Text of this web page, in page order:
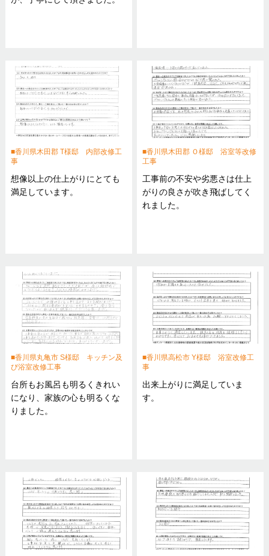
香川県木田郡 T様邸 内部改修工
事
想像以上の仕上がりにとても
満足しています。
香川県木田郡 Ｏ様邸 浴室等改修
工事
工事前の不安や劣悪さは仕上
がりの良さが吹き飛ばしてく
れました。
香川県丸亀市 S様邸 キッチン及
び浴室改修工事
台所もお風呂も明るくきれい
になり、家族の心も明るくな
りました。
香川県高松市 Y様邸 浴室改修工
事
出来上がりに満足していま
す。